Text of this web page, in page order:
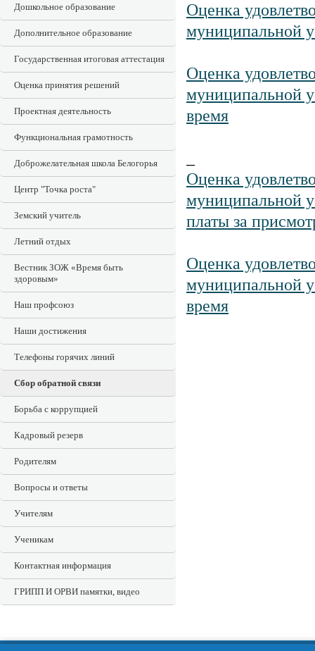
Дошкольное образование
Дополнительное образование
Государственная итоговая аттестация
Оценка принятия решений
Проектная деятельность
Функциональная грамотность
Доброжелательная школа Белогорья
Центр "Точка роста"
Земский учитель
Летний отдых
Вестник ЗОЖ «Время быть
здоровым»
Наш профсоюз
Наши достижения
Телефоны горячих линий
Сбор обратной связи
Борьба с коррупцией
Кадровый резерв
Родителям
Вопросы и ответы
Учителям
Ученикам
Контактная информация
ГРИПП И ОРВИ памятки, видео
Оценка
муниципальной
Оценка
муниципальной
время
Оценка
муниципальной
платы за
Оценка
муниципальной
время